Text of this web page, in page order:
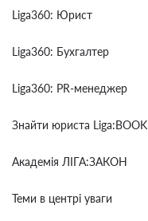
Liga360: Юрист
Liga360: Бухгалтер
Liga360: PR-менеджер
Знайти юриста Liga:BOOK
Академія ЛІГА:ЗАКОН
Теми в центрі уваги